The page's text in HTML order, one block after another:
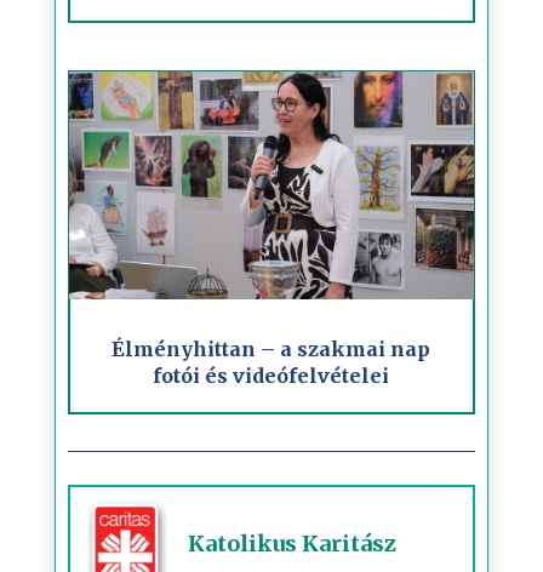
Élményhittan – a szakmai nap
fotói és videófelvételei
Katolikus Karitász